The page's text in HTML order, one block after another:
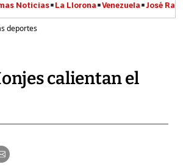
Noticias La Llorona Venezuela José
deportes
calientan el